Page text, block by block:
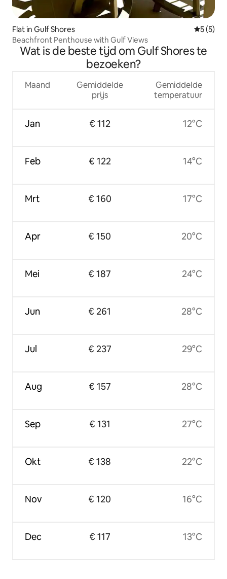
Flat in Gulf Shores
5 (5)
Beachfront Penthouse with Gulf Views
Wat is de beste tijd om Gulf Shores te
bezoeken?
Maand
Jan
Feb
Mrt
Apr
Mei
Jun
Jul
Aug
Sep
Okt
Nov
Dec
Gemiddelde
prijs
€ 112
€ 122
€ 160
€ 150
€ 187
€ 261
€ 237
€ 157
€ 131
€ 138
€ 120
€ 117
Gemiddelde
temperatuur
12°C
14°C
17°C
20°C
24°C
28°C
29°C
28°C
27°C
22°C
16°C
13°C